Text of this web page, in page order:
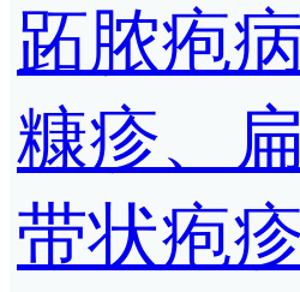
跖脓疱
糠疹、
带状疱